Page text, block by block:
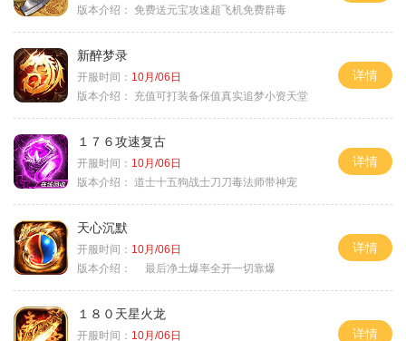
版本介绍： 免费送元宝攻速超飞机免费群毒
新醉梦录
开服时间： 10月/06日
版本介绍：
充值可打装备保值真实追梦小资天堂
详情
１７６攻速复古
开服时间： 10月/06日
版本介绍： 道士十五狗战士刀刀毒法师带神宠
详情
天心沉默
开服时间： 10月/06日
版本介绍：
最后净土爆率全开一切靠爆
详情
１８０天星火龙
开服时间： 10月/06日
详情